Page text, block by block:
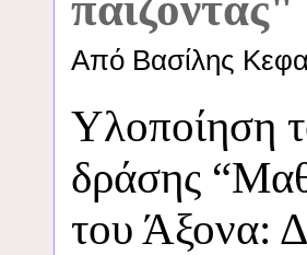
Από Βασίλης
Υλοποίηση
δράσης
του Άξονα: